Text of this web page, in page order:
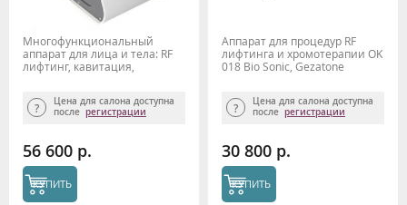
Многофункциональный
аппарат для лица и тела: RF
лифтинг, кавитация,
Цена для салона доступна
после регистрации
56 600 р.
КУПИТЬ
Аппарат для процедур RF
лифтинга и хромотерапии OK
018 Bio Sonic, Gezatone
Цена для салона доступна
после регистрации
30 800 р.
КУПИТЬ